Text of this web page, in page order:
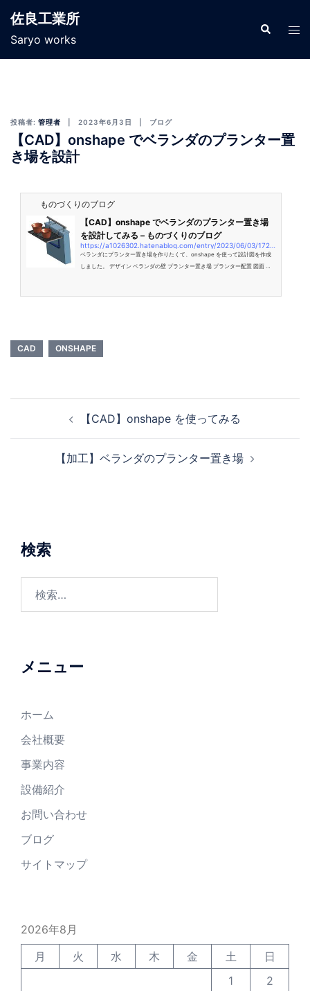
佐良工業所
Saryo works
投稿者: 管理者 2023年6月3日 ブログ
【CAD】onshape でベランダのプランター置
き場を設計
ものづくりのブログ
【CAD】onshape でベランダのプランター置き場
を設計してみる – ものづくりのブログ
ベランダにプランター置き場を作りたくて、onshape を使って設計図を作成
しました。 デザイン ベランダの壁 プランター置き場 プランター配置 図面 全
CAD ONSHAPE
【CAD】onshape を使ってみる
【加工】ベランダのプランター置き場
検索
メニュー
ホーム
会社概要
事業内容
設備紹介
お問い合わせ
ブログ
サイトマップ
2026年8月
月
火 水 木 金 土
日
1
2